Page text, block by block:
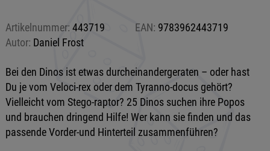
Artikelnummer: 443719 EAN: 9783962443719
Autor: Daniel Frost
Bei den Dinos ist etwas durcheinandergeraten – oder hast
Du je vom Veloci-rex oder dem Tyranno-docus gehört?
Vielleicht vom Stego-raptor? 25 Dinos suchen ihre Popos
und brauchen dringend Hilfe! Wer kann sie finden und das
passende Vorder-und Hinterteil zusammenführen?